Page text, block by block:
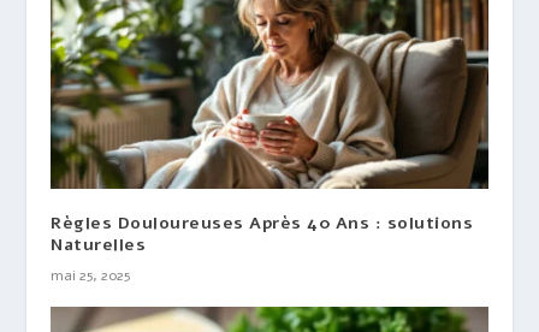
Règles Douloureuses Après 40 Ans : solutions
Naturelles
mai 25, 2025